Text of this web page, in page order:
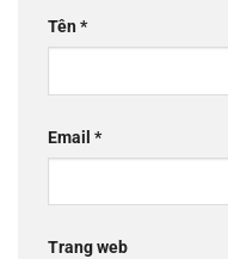
Tên*
Email *
Trang web